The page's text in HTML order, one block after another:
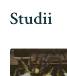
Studii